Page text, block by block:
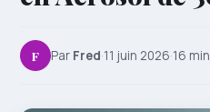
F Par Fred·11 juin 2026·16